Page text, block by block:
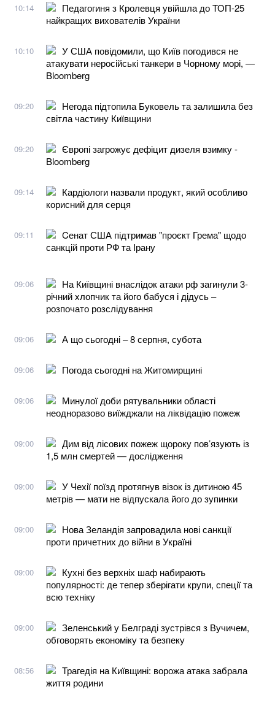
10:14
Педагогиня з Кролевця увійшла до ТОП-25
найкращих вихователів України
10:10
У США повідомили, що Київ погодився не
атакувати неросійські танкери в Чорному морі, —
Bloomberg
09:20
Негода підтопила Буковель та залишила без
світла частину Київщини
09:20
Європі загрожує дефіцит дизеля взимку -
Bloomberg
09:14
Кардіологи назвали продукт, який особливо
корисний для серця
09:11
Cенат США підтримав "проєкт Грема" щодо
санкцій проти РФ та Ірану
09:06
На Київщині внаслідок атаки рф загинули 3-
річний хлопчик та його бабуся і дідусь –
розпочато розслідування
09:06 А що сьогодні – 8 серпня, субота
09:06 Погода сьогодні на Житомирщині
09:06
Минулої доби рятувальники області
неодноразово виїжджали на ліквідацію пожеж
09:00
Дим від лісових пожеж щороку пов’язують із
1,5 млн смертей — дослідження
09:00
У Чехії поїзд протягнув візок із дитиною 45
метрів — мати не відпускала його до зупинки
09:00
Нова Зеландія запровадила нові санкції
проти причетних до війни в Україні
09:00
Кухні без верхніх шаф набирають
популярності: де тепер зберігати крупи, спеції та
всю техніку
09:00
Зеленський у Белграді зустрівся з Вучичем,
обговорять економіку та безпеку
08:56
Трагедія на Київщині: ворожа атака забрала
життя родини